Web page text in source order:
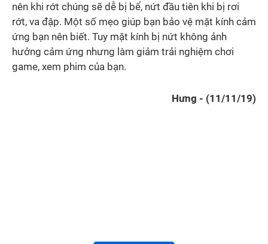
nên khi rớt chúng sẽ dễ bị bể, nứt đầu tiên khi bị rơi
rớt, va đập. Một số mẹo giúp bạn bảo vệ mặt kính cảm
ứng bạn nên biết. Tuy mặt kính bị nứt không ảnh
hưởng cảm ứng nhưng làm giảm trải nghiệm chơi
game, xem phim của bạn.
Hưng - (11/11/19)